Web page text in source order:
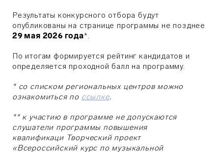
Результаты конкурсного отбора будут
опубликованы на странице программы не позднее
29 мая 2026 года*.
По итогам формируется рейтинг кандидатов и
определяется проходной балл на программу.
* со списком региональных центров можно
ознакомиться по ссылке.
** к участию в программе не допускаются
слушатели программы повышения
квалификаци Творческий проект
«Всероссийский курс по музыкальной